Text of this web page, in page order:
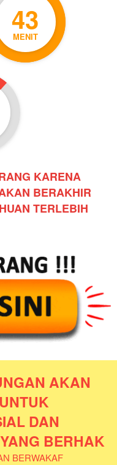
43
MENIT
KARENA
BERAKHIR
TERLEBIH
AKAN
DAN
BERHAK
BERWAKAF